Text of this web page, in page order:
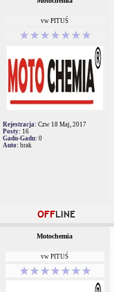
vw PITUŚ
Rejestracja: Czw 18 Maj, 2017
Posty: 16
Gadu-Gadu: 0
Auto: brak
Motochemia
vw PITUŚ